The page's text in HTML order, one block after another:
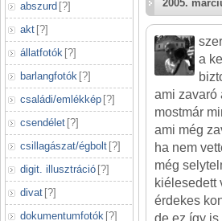
abszurd [?]
akt [?]
állatfotók [?]
barlangfotók [?]
családi/emlékkép [?]
csendélet [?]
csillagászat/égbolt [?]
digit. illusztráció [?]
divat [?]
dokumentumfotók [?]
2005.
a
ami zavaró
mostmár
ami még
ha nem
még
kiélesedett
érdekes
de ez így is